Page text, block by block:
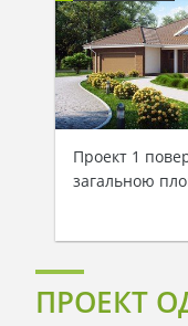
Проект 1
загальною
ПРОЕКТ